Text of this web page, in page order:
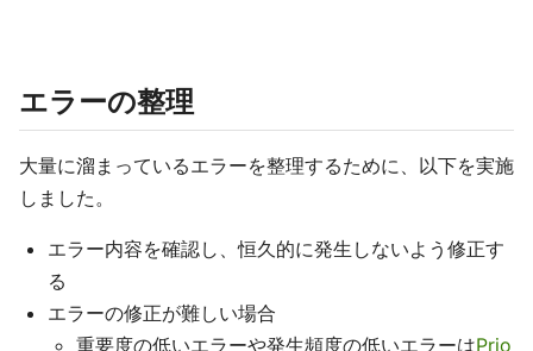
エラーの整理
大量に溜まっているエラーを整理するために、以下を実施
しました。
エラー内容を確認し、恒久的に発生しないよう修正す
る
エラーの修正が難しい場合
重要度の低いエラーや発生頻度の低いエラーはPrio